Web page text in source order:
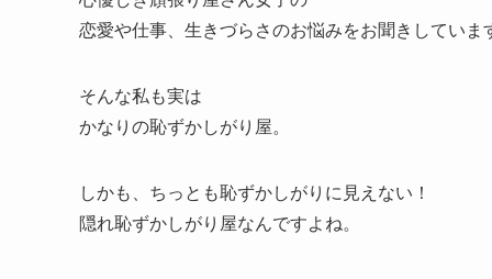
恋愛や仕事、生きづらさのお悩みをお聞きしていま
そんな私も実は
かなりの恥ずかしがり屋。
しかも、ちっとも恥ずかしがりに見えない！
隠れ恥ずかしがり屋なんですよね。